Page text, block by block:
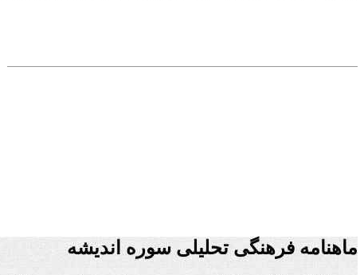
ماهنامه فرهنگی تحلیلی سوره اندیشه